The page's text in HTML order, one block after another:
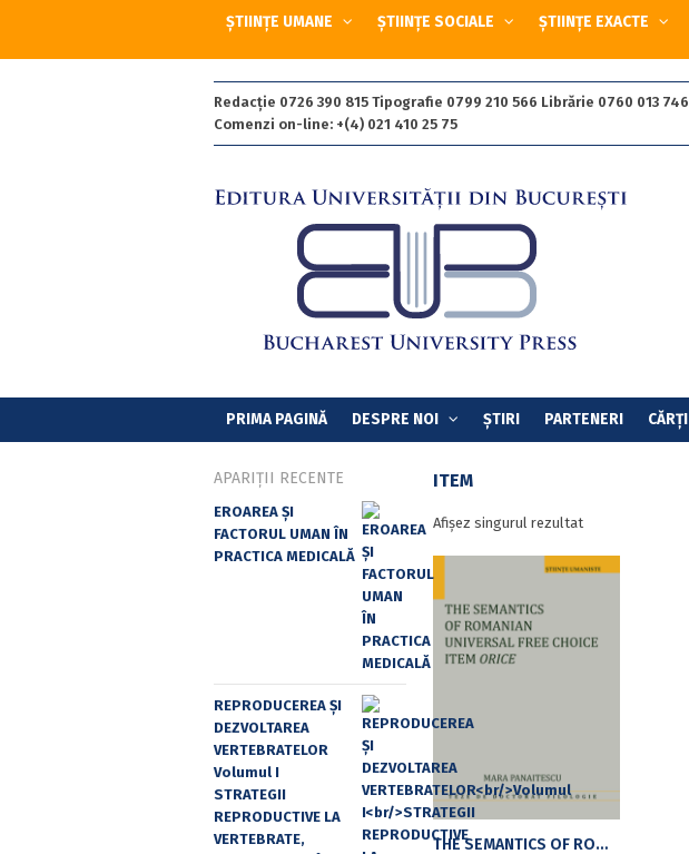
ȘTIINȚE UMANE ȘTIINȚE SOCIALE ȘTIINȚE EXACTE
Redacție 0726 390 815 Tipografie 0799 210 566 Librărie 0760 013 746
Comenzi on-line: +(4) 021 410 25 75
PRIMA PAGINĂ DESPRE NOI ȘTIRI PARTENERI CĂRȚI
ITEM
Afișez singurul rezultat
THE SEMANTICS OF ROMANIAN UNIVERSAL FREE CHOICE ITEM
APARIȚII RECENTE
EROAREA ȘI
FACTORUL UMAN ÎN
PRACTICA MEDICALĂ
REPRODUCEREA ȘI
DEZVOLTAREA
VERTEBRATELOR
Volumul I
STRATEGII
REPRODUCTIVE LA
VERTEBRATE,